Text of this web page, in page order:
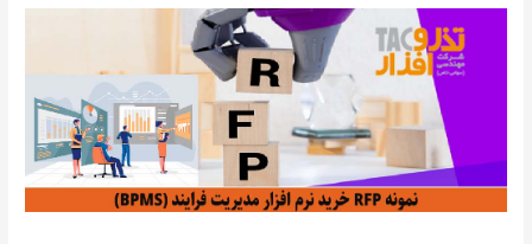
راهکارهای تذروافزار در صنایع
خدمات و پشتیبانی
دعوت به همکاری